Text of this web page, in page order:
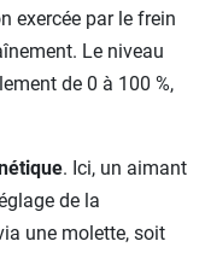
exercée par le frein
Le niveau
de 0 à 100 %,
. Ici, un aimant
de la
une molette, soit